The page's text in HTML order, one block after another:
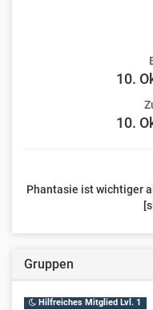
10.
10.
Phantasie ist wichtiger
Gruppen
Hilfreiches Mitglied Lvl. 1